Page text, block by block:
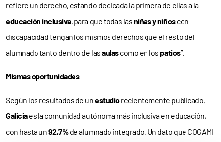
refiere un derecho, estando dedicada la primera de ellas a la
educación inclusiva, para que todas lasniñas y niñoscon
discapacidad tengan los mismos derechos que el resto del
alumnado tanto dentro de lasaulascomo en lospatios”.
Mismas oportunidades
Según los resultados de unestudiorecientemente publicado,
Galiciaes la comunidad autónoma más inclusiva en educación,
con hasta un92,7%de alumnado integrado. Un dato que COGAMI